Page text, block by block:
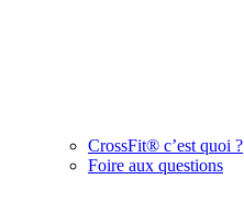
CrossFit® c’est quoi ?
Foire aux questions